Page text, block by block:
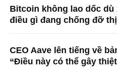
Bitcoin không lao dốc dù
điều gì đang chống đỡ
CEO Aave lên tiếng về
“Điều này có thể gây